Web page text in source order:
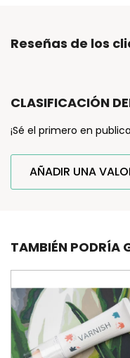
Reseñas de los
CLASIFICACIÓN
¡Sé el primero en
AÑADIR UNA
TAMBIÉN PODRÍA